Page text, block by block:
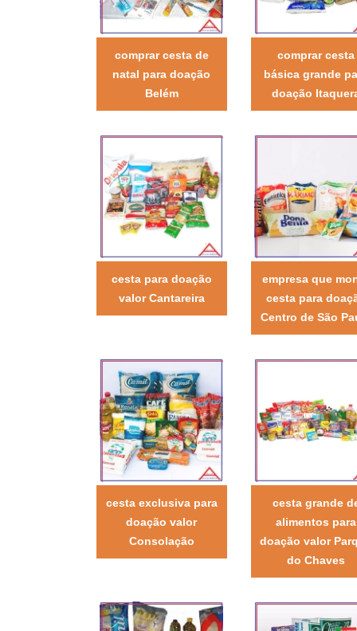
comprar cesta de
natal para doação
Belém
comprar cesta
básica grande
doação
cesta para doação
valor Cantareira
empresa que
cesta para
Centro de São
cesta exclusiva para
doação valor
Consolação
cesta grande
alimentos para
doação valor
do Chaves